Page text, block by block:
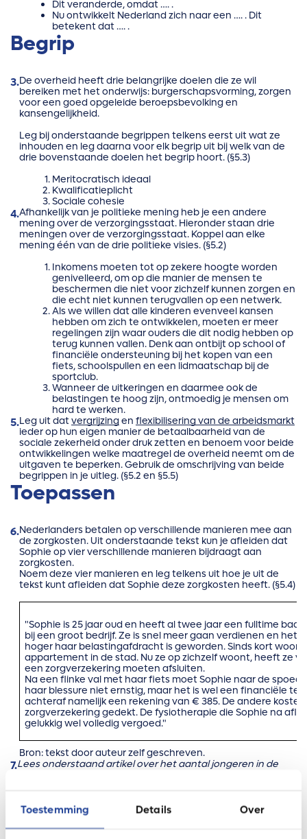
Toestemming Details Over
Dit veranderde, omdat …. .
Nu ontwikkelt Nederland zich naar een …. . Dit
betekent dat …. .
Begrip
3.De overheid heeft drie belangrijke doelen die ze wil
bereiken met het onderwijs: burgerschapsvorming, zorgen
voor een goed opgeleide beroepsbevolking en
kansengelijkheid.
Leg bij onderstaande begrippen telkens eerst uit wat ze
inhouden en leg daarna voor elk begrip uit bij welk van de
drie bovenstaande doelen het begrip hoort. (§5.3)
Meritocratisch ideaal
Kwalificatieplicht
Sociale cohesie
4.Afhankelijk van je politieke mening heb je een andere
mening over de verzorgingsstaat. Hieronder staan drie
meningen over de verzorgingsstaat. Koppel aan elke
mening één van de drie politieke visies. (§5.2)
Inkomens moeten tot op zekere hoogte worden
genivelleerd, om op die manier de mensen te
beschermen die niet voor zichzelf kunnen zorgen en
die echt niet kunnen terugvallen op een netwerk.
Als we willen dat alle kinderen evenveel kansen
hebben om zich te ontwikkelen, moeten er meer
regelingen zijn waar ouders die dit nodig hebben op
terug kunnen vallen. Denk aan ontbijt op school of
financiële ondersteuning bij het kopen van een
fiets, schoolspullen en een lidmaatschap bij de
sportclub.
Wanneer de uitkeringen en daarmee ook de
belastingen te hoog zijn, ontmoedig je mensen om
hard te werken.
5.Leg uit datvergrijzingen flexibilisering van de arbeidsmarkt
ieder op hun eigen manier de betaalbaarheid van de
sociale zekerheid onder druk zetten en benoem voor beide
ontwikkelingen welke maatregel de overheid neemt om de
uitgaven te beperken. Gebruik de omschrijving van beide
begrippen in je uitleg. (§5.2 en §5.5)
Toepassen
6.Nederlanders betalen op verschillende manieren mee aan
de zorgkosten. Uit onderstaande tekst kun je afleiden dat
Sophie op vier verschillende manieren bijdraagt aan
zorgkosten.
Noem deze vier manieren en leg telkens uit hoe je uit de
tekst kunt afleiden dat Sophie deze zorgkosten heeft. (§5.4)
"Sophie is 25 jaar oud en heeft al twee jaar een fulltime
bij een groot bedrijf. Ze is snel meer gaan verdienen en het
hoger haar belastingafdracht is geworden. Sinds kort
appartement in de stad. Nu ze op zichzelf woont, heeft ze
een zorgverzekering moeten afsluiten.
Na een flinke val met haar fiets moet Sophie naar de
haar blessure niet ernstig, maar het is wel een financiële
achteraf namelijk een rekening van € 385. De andere
zorgverzekering gedekt. De fysiotherapie die Sophie na
gelukkig wel volledig vergoed."
Bron: tekst door auteur zelf geschreven.
7.Lees onderstaand artikel over het aantal jongeren in de
sneller in de bijstand belanden dan ouderen die werkloos